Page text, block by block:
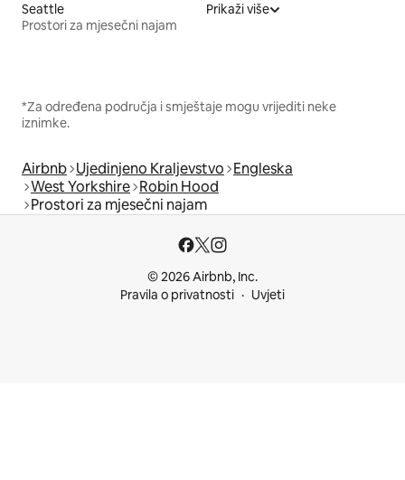
Seattle
Prostori za mjesečni najam
Prikaži više
*Za određena područja i smještaje mogu vrijediti neke
iznimke.
Airbnb Ujedinjeno Kraljevstvo Engleska
West Yorkshire Robin Hood
Prostori za mjesečni najam
© 2026 Airbnb, Inc.
Pravila o privatnosti
Uvjeti